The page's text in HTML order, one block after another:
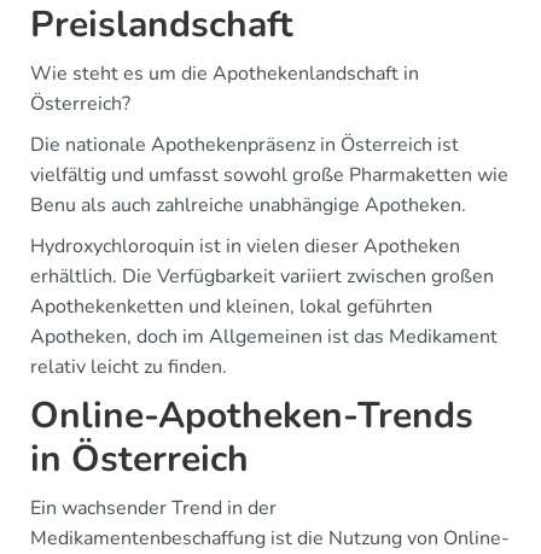
Preislandschaft
Wie steht es um die Apothekenlandschaft in
Österreich?
Die nationale Apothekenpräsenz in Österreich ist
vielfältig und umfasst sowohl große Pharmaketten wie
Benu als auch zahlreiche unabhängige Apotheken.
Hydroxychloroquin ist in vielen dieser Apotheken
erhältlich. Die Verfügbarkeit variiert zwischen großen
Apothekenketten und kleinen, lokal geführten
Apotheken, doch im Allgemeinen ist das Medikament
relativ leicht zu finden.
Online-Apotheken-Trends
in Österreich
Ein wachsender Trend in der
Medikamentenbeschaffung ist die Nutzung von Online-